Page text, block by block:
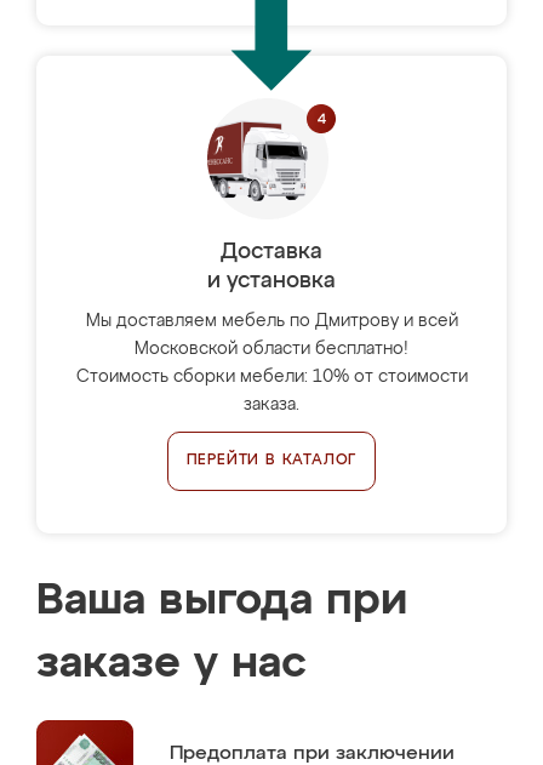
Доставка
и установка
Мы доставляем мебель по Дмитрову и всей
Московской области бесплатно!
Стоимость сборки мебели: 10% от стоимости
заказа.
ПЕРЕЙТИ В КАТАЛОГ
Ваша выгода при
заказе у нас
Предоплата при заключении